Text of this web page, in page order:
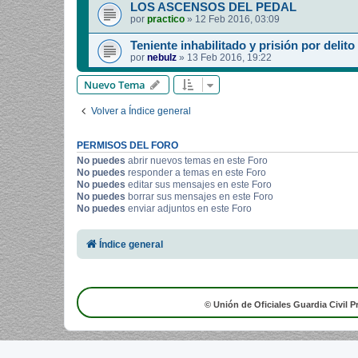
LOS ASCENSOS DEL PEDAL
por practico » 12 Feb 2016, 03:09
Teniente inhabilitado y prisión por delito
por nebulz » 13 Feb 2016, 19:22
Nuevo Tema
Volver a Índice general
PERMISOS DEL FORO
No puedes abrir nuevos temas en este Foro
No puedes responder a temas en este Foro
No puedes editar sus mensajes en este Foro
No puedes borrar sus mensajes en este Foro
No puedes enviar adjuntos en este Foro
Índice general
© Unión de Oficiales Guardia Civil